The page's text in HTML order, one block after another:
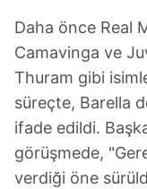
Daha önce Real
Camavinga ve
Thuram gibi
süreçte, Barella
ifade edildi.
görüşmede,
verdiği öne